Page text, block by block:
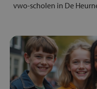
vwo-scholen in De